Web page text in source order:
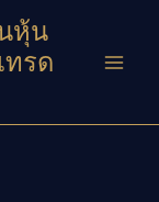
หุ้น
ทรด